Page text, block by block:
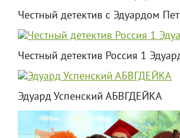
Честный детектив с Эдуардом
Честный детектив Россия 1
Эдуард Успенский АБВГДЕЙКА